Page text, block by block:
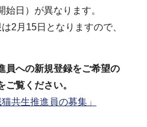
日）が異なります。
2月15日となりますので、
員への新規登録をご希望の
覧ください。
共生推進員の募集」